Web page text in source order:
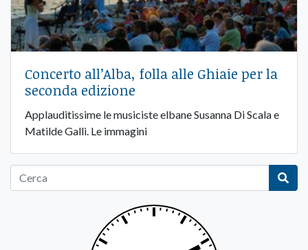
Concerto all’Alba, folla alle Ghiaie per la
seconda edizione
Applauditissime le musiciste elbane Susanna Di Scala e
Matilde Galli. Le immagini